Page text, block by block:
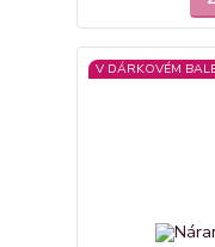
V DÁRKOVÉM